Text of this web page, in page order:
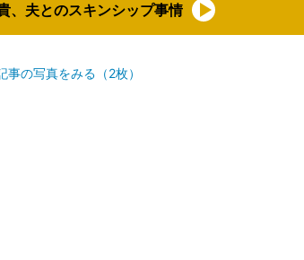
、夫とのスキンシップ事情
事の写真をみる（2枚）